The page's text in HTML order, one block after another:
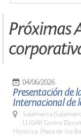
Próximas
04/06/2026
Presentación de
Internacional de
Salamanca
LUGAR Centro
Histórica. Plaza de los